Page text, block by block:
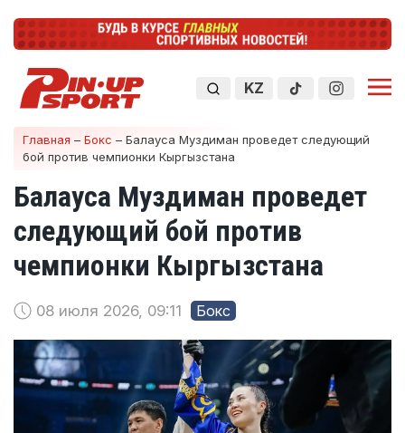
KZ
Главная – Бокс – Балауса Муздиман проведет следующий
бой против чемпионки Кыргызстана
Балауса Муздиман проведет
следующий бой против
чемпионки Кыргызстана
08 июля 2026, 09:11 Бокс